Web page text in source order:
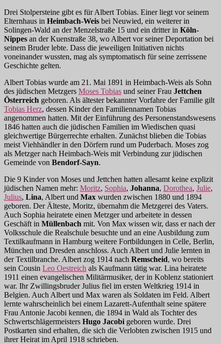
Drei Stolpersteine gibt es für Albert Tobias. Einer liegt vor seinem
Elternhaus in Heimbach-Weis bei Neuwied, ein weiterer in
Solingen-Wald an der Menzelstraße 15 und ein dritter in Köln-
Nippes an der Kuenstraße 38, wo Albert vor seiner Deportation bei
seinem Bruder lebte. Dass die jeweiligen Initiativen nichts
voneinander wussten, mag als symptomatisch für seine zerrissene
Geschichte gelten.
Albert Tobias wurde am 21. Mai 1891 in Heimbach-Weis als Sohn
des jüdischen Metzgers Moses Tobias und seiner Frau Jettchen
Österreich geboren. Als ältester bekannter Vorfahre der Familie gilt
Tobias Herz, dessen Kinder den Familiennamen Tobias
angenommen hatten. Mit der Einführung des Personenstandswesens
1846 hatten auch die jüdischen Familien im Wiedischen quasi
gleichwertige Bürgerrechte erhalten. Zunächst blieben die Tobias
meist Viehhändler in den Dörfern rund um Puderbach. Moses zog
als Metzger nach Heimbach-Weis mit Verbindung zur jüdischen
Gemeinde von Bendorf-Sayn.
Die 9 Kinder von Moses und Jettchen hatten allesamt keine explizit
jüdischen Namen mehr: Moritz, Sophia, Johanna, Dorothea, Julie,
Julius, Lina, Albert und Max wurden zwischen 1880 und 1894
geboren. Der Älteste, Moritz, übernahm die Metzgerei des Vaters.
Auch Sophia heiratete einen Metzger und arbeitete in dessen
Geschäft in Müllenbach mit. Von Max wissen wir, dass er nach der
Volksschule die Realschule besuchte und an eine Ausbildung zum
Textilkaufmann in Hamburg weitere Fortbildungen in Celle, Berlin,
München und Dresden anschloss. Auch Albert und Julie lernten in
der Textilbranche. Albert zog 1914 nach Remscheid, wo bereits
sein Cousin Leo Oestreich als Kaufmann tätig war. Lina heiratete
1911 einen evangelischen Militärmusiker, der in Koblenz stationiert
war. Ihr Zwillingsbruder Julius fiel im ersten Weltkrieg 1914 in
Belgien. Auch Albert und Max waren als Soldaten im Feld. Albert
lernte wahrscheinlich bei einem Lazarett-Aufenthalt seine spätere
Frau Antonie Jacobi kennen, die 1894 in Wald als Tochter des
Schwertschlägermeisters Hugo Jacobi geboren wurde. Drei
Postkarten sind erhalten, die sich die Verlobten zwischen 1915 und
ihrer Heirat im April 1918 schrieben.